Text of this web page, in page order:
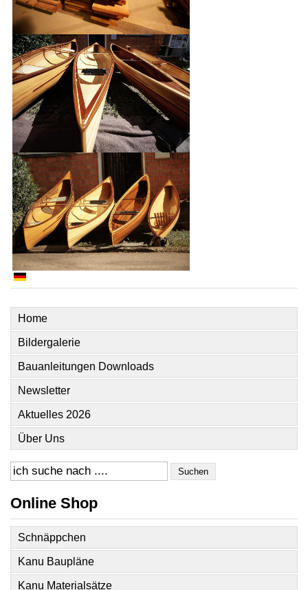
Home
Bildergalerie
Bauanleitungen Downloads
Newsletter
Aktuelles 2026
Über Uns
Suchen
Online Shop
Schnäppchen
Kanu Baupläne
Kanu Materialsätze